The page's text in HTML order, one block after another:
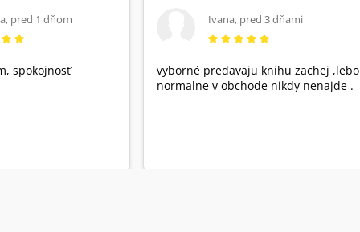
, pred 1 dňom
spokojnosť
Ivana, pred 3 dňami
vyborné predavaju knihu zachej ,lebo
normalne v obchode nikdy nenajde .